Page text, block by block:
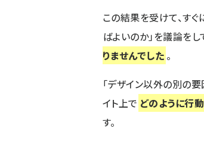
この結果を受けて、す
ばよいのか」を議論をし
りませんでした 。
「デザイン以外の別の
イト上で どのように行
す。